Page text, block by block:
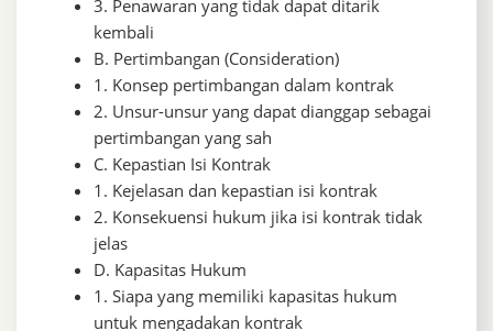
3. Penawaran yang tidak dapat ditarik
kembali
B. Pertimbangan (Consideration)
1. Konsep pertimbangan dalam kontrak
2. Unsur-unsur yang dapat dianggap sebagai
pertimbangan yang sah
C. Kepastian Isi Kontrak
1. Kejelasan dan kepastian isi kontrak
2. Konsekuensi hukum jika isi kontrak tidak
jelas
D. Kapasitas Hukum
1. Siapa yang memiliki kapasitas hukum
untuk mengadakan kontrak